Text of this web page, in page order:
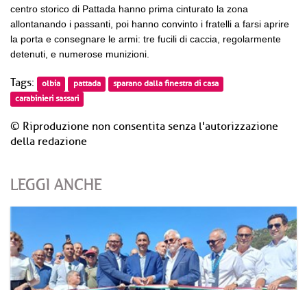
centro storico di Pattada hanno prima cinturato la zona
allontanando i passanti, poi hanno convinto i fratelli a farsi aprire
la porta e consegnare le armi: tre fucili di caccia, regolarmente
detenuti, e numerose munizioni.
Tags: olbia pattada
sparano dalla finestra di casa
carabinieri sassari
© Riproduzione non consentita senza l'autorizzazione
della redazione
LEGGI ANCHE